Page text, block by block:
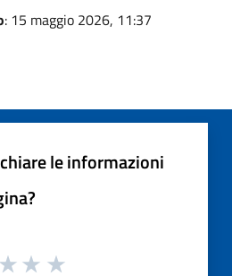
: 15 maggio 2026, 11:37
le informazioni